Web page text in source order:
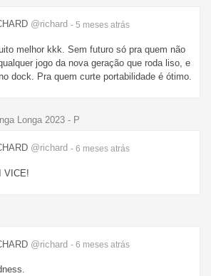
@richard - 5 meses atrás
melhor kkk. Sem futuro só pra quem não
jogo da nova geração que roda liso, e
dock. Pra quem curte portabilidade é ótimo.
Longa 2023 - P
@richard - 6 meses atrás
VICE!
@richard - 6 meses atrás